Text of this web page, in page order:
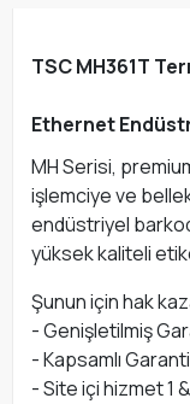
TSC MH361T
Ethernet
MH Serisi,
işlemciye ve
endüstriyel barkod
yüksek kaliteli
Şunun için hak
- Genişletilmiş
- Kapsamlı Garanti
- Site içi hizmet 1 &